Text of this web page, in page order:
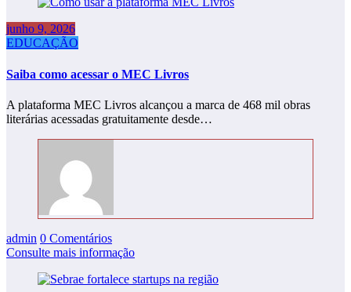
junho 9, 2026
EDUCAÇÃO
Saiba como acessar o MEC Livros
A plataforma MEC Livros alcançou a marca de 468 mil obras
literárias acessadas gratuitamente desde…
admin 0 Comentários
Consulte mais informação